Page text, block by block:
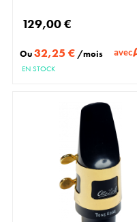
129,00 €
Ou32,25 € /mois avec
EN STOCK